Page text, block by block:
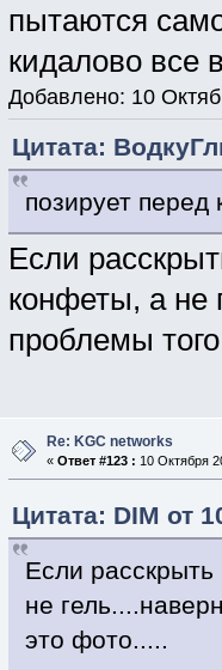
пытаются
кидалово все
Добавлено: 10
Цитата:
позирует перед
Если
конфеты, а не
проблемы
Re: KGC networks
« Ответ #123 : 10 Октября
Цитата: DIM от
Если
не
это фото.....